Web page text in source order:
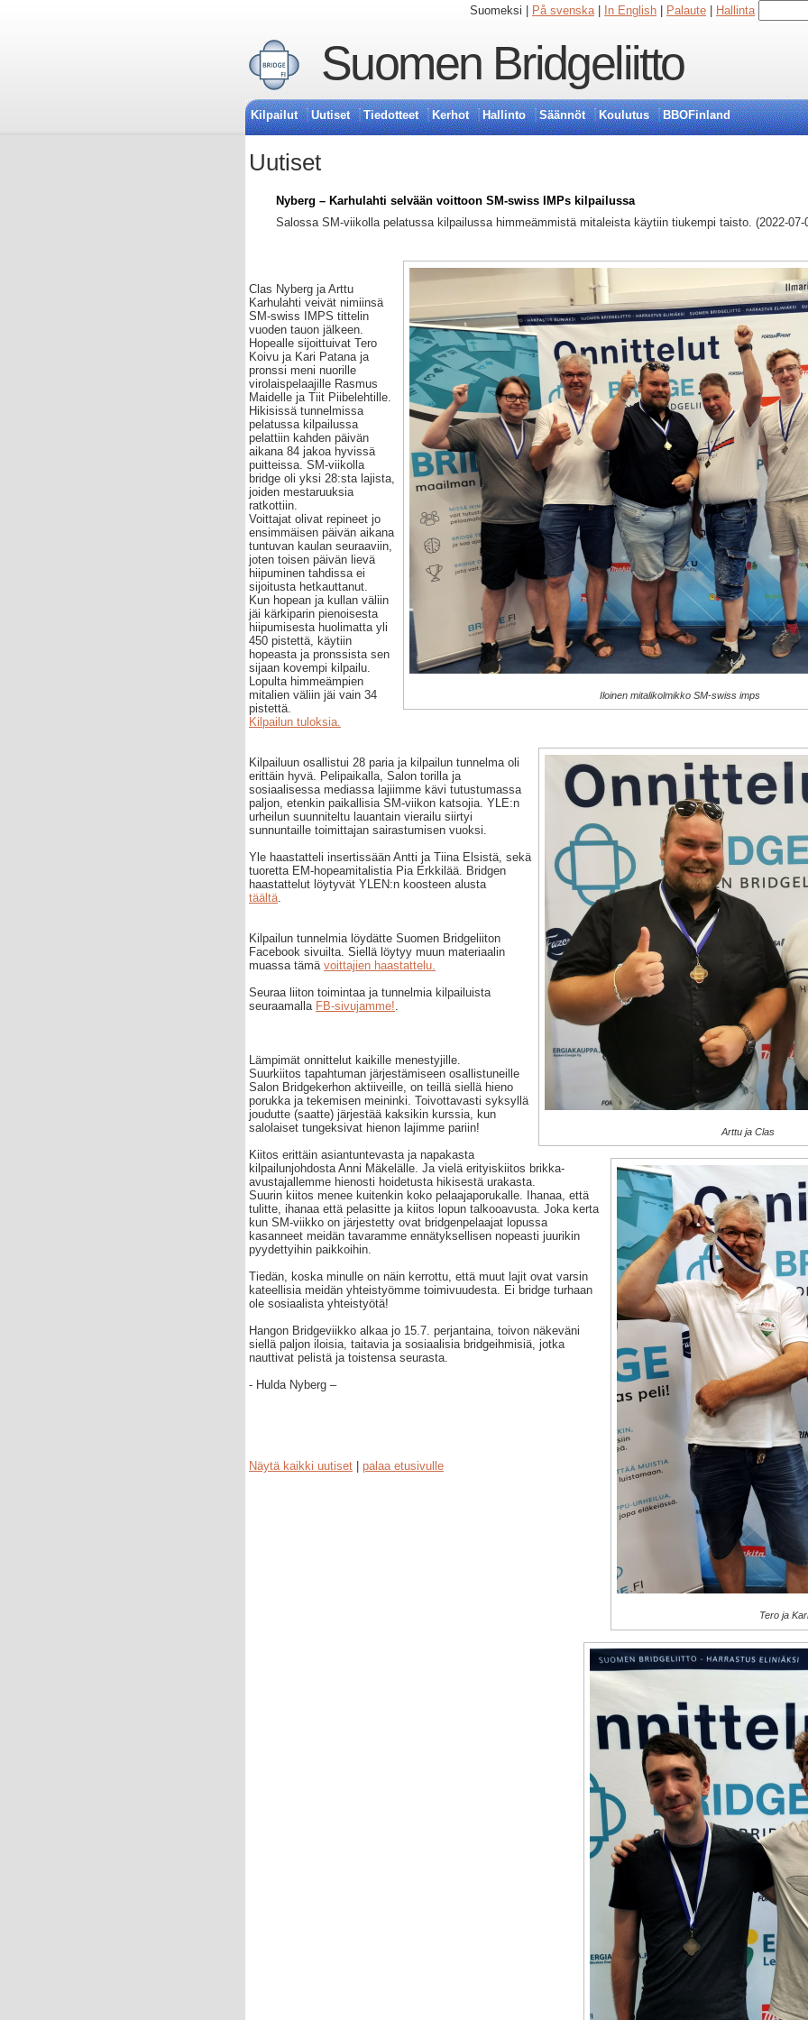
Suomeksi | På svenska| In English Palaute Hallinta
Suomen Bridgeliitto
Kilpailut Uutiset Tiedotteet Kerhot Hallinto Säännöt Koulutus BBOFinland
Uutiset
Nyberg – Karhulahti selvään voittoon SM-swiss IMPs kilpailussa
Salossa SM-viikolla pelatussa kilpailussa himmeämmistä mitaleista käytiin tiukempi taisto. (2022-07-
Iloinen mitalikolmikko SM-swiss imps
Clas Nyberg ja Arttu
Karhulahti veivät nimiinsä
SM-swiss IMPS tittelin
vuoden tauon jälkeen.
Hopealle sijoittuivat Tero
Koivu ja Kari Patana ja
pronssi meni nuorille
virolaispelaajille Rasmus
Maidelle ja Tiit Piibelehtille.
Hikisissä tunnelmissa
pelatussa kilpailussa
pelattiin kahden päivän
aikana 84 jakoa hyvissä
puitteissa. SM-viikolla
bridge oli yksi 28:sta lajista,
joiden mestaruuksia
ratkottiin.
Voittajat olivat repineet jo
ensimmäisen päivän aikana
tuntuvan kaulan seuraaviin,
joten toisen päivän lievä
hiipuminen tahdissa ei
sijoitusta hetkauttanut.
Kun hopean ja kullan väliin
jäi kärkiparin pienoisesta
hiipumisesta huolimatta yli
450 pistettä, käytiin
hopeasta ja pronssista sen
sijaan kovempi kilpailu.
Lopulta himmeämpien
mitalien väliin jäi vain 34
pistettä.
Kilpailun tuloksia.
Arttu ja Clas
Kilpailuun osallistui 28 paria ja kilpailun tunnelma oli
erittäin hyvä. Pelipaikalla, Salon torilla ja
sosiaalisessa mediassa lajiimme kävi tutustumassa
paljon, etenkin paikallisia SM-viikon katsojia. YLE:n
urheilun suunniteltu lauantain vierailu siirtyi
sunnuntaille toimittajan sairastumisen vuoksi.
Yle haastatteli insertissään Antti ja Tiina Elsistä, sekä
tuoretta EM-hopeamitalistia Pia Erkkilää. Bridgen
haastattelut löytyvät YLEN:n koosteen alusta
täältä
Tero ja Kari
Kilpailun tunnelmia löydätte Suomen Bridgeliiton
Facebook sivuilta. Siellä löytyy muun materiaalin
muassa tämä voittajien haastattelu.
Seuraa liiton toimintaa ja tunnelmia kilpailuista
seuraamalla FB-sivujamme!
Lämpimät onnittelut kaikille menestyjille.
Suurkiitos tapahtuman järjestämiseen osallistuneille
Salon Bridgekerhon aktiiveille, on teillä siellä hieno
porukka ja tekemisen meininki. Toivottavasti syksyllä
joudutte (saatte) järjestää kaksikin kurssia, kun
salolaiset tungeksivat hienon lajimme pariin!
Kiitos erittäin asiantuntevasta ja napakasta
kilpailunjohdosta Anni Mäkelälle. Ja vielä erityiskiitos brikka-
avustajallemme hienosti hoidetusta hikisestä urakasta.
Suurin kiitos menee kuitenkin koko pelaajaporukalle. Ihanaa, että
tulitte, ihanaa että pelasitte ja kiitos lopun talkooavusta. Joka kerta
kun SM-viikko on järjestetty ovat bridgenpelaajat lopussa
kasanneet meidän tavaramme ennätyksellisen nopeasti juurikin
pyydettyihin paikkoihin.
Tiedän, koska minulle on näin kerrottu, että muut lajit ovat varsin
kateellisia meidän yhteistyömme toimivuudesta. Ei bridge turhaan
ole sosiaalista yhteistyötä!
Hangon Bridgeviikko alkaa jo 15.7. perjantaina, toivon näkeväni
siellä paljon iloisia, taitavia ja sosiaalisia bridgeihmisiä, jotka
nauttivat pelistä ja toistensa seurasta.
- Hulda Nyberg –
Näytä kaikki uutiset | palaa etusivulle